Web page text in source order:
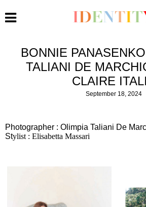
BONNIE
TALIANI DE
CLAIRE
September 18, 2024
Photographer : Olimpia Taliani De
Stylist : Elisabetta Massari